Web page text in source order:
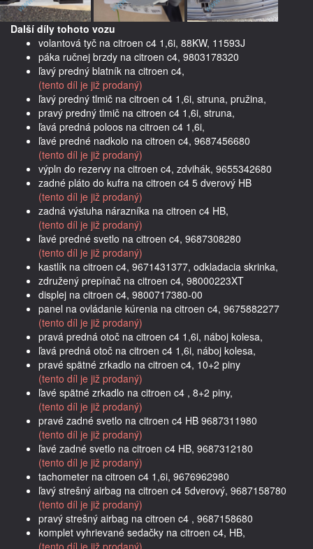
Další díly tohoto vozu
volantová tyč na citroen c4 1,6i, 88KW, 11593J
páka ručnej brzdy na citroen c4, 9803178320
ľavý predný blatník na citroen c4,
(tento díl je již prodaný)
ľavý predný tlmič na citroen c4 1,6i, struna, pružina,
pravý predný tlmič na citroen c4 1,6i, struna,
ľavá predná poloos na citroen c4 1,6i,
ľavé predné nadkolo na citroen c4, 9687456680
(tento díl je již prodaný)
výpln do rezervy na citroen c4, zdvihák, 9655342680
zadné pláto do kufra na citroen c4 5 dverový HB
(tento díl je již prodaný)
zadná výstuha nárazníka na citroen c4 HB,
(tento díl je již prodaný)
ľavé predné svetlo na citroen c4, 9687308280
(tento díl je již prodaný)
kastlík na citroen c4, 9671431377, odkladacia skrinka,
združený prepínač na citroen c4, 98000223XT
displej na citroen c4, 9800717380-00
panel na ovládanie kúrenia na citroen c4, 9675882277
(tento díl je již prodaný)
pravá predná otoč na citroen c4 1,6i, náboj kolesa,
ľavá predná otoč na citroen c4 1,6i, náboj kolesa,
pravé spätné zrkadlo na citroen c4, 10+2 piny
(tento díl je již prodaný)
ľavé spätné zrkadlo na citroen c4 , 8+2 piny,
(tento díl je již prodaný)
pravé zadné svetlo na citroen c4 HB 9687311980
(tento díl je již prodaný)
ľavé zadné svetlo na citroen c4 HB, 9687312180
(tento díl je již prodaný)
tachometer na citroen c4 1,6i, 9676962980
ľavý strešný airbag na citroen c4 5dverový, 9687158780
(tento díl je již prodaný)
pravý strešný airbag na citroen c4 , 9687158680
komplet vyhrievané sedačky na citroen c4, HB,